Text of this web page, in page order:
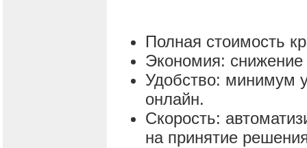
Полная стоимость
Экономия: снижение
Удобство: минимум
онлайн.
Скорость:
на принятие